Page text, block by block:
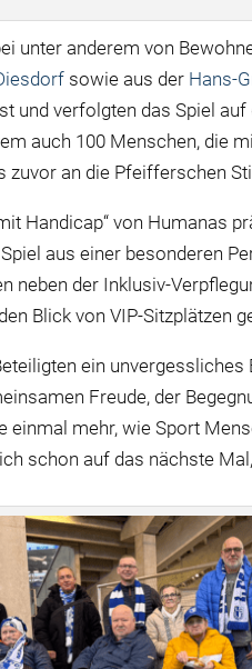
unter anderem von
sowie aus der Hans-
und verfolgten das Spiel
auch 100 Menschen, die
an die Pfeifferschen
Handicap“ von Humanas
aus einer besonderen
neben der Inklusiv-
Blick von VIP-Sitzplätzen
ein
Freude, der
einmal mehr, wie Sport
schon auf das nächste